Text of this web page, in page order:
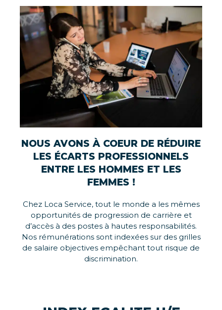
NOUS AVONS À COEUR DE RÉDUIRE
LES ÉCARTS PROFESSIONNELS
ENTRE LES HOMMES ET LES
FEMMES !
Chez Loca Service, tout le monde a les mêmes
opportunités de progression de carrière et
d’accès à des postes à hautes responsabilités.
Nos rémunérations sont indexées sur des grilles
de salaire objectives empêchant tout risque de
discrimination.